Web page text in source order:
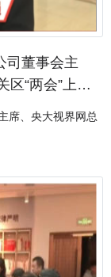
司董事会主
区“两会”上接
席、央大视界网总